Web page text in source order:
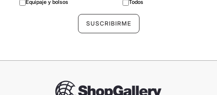
Todos